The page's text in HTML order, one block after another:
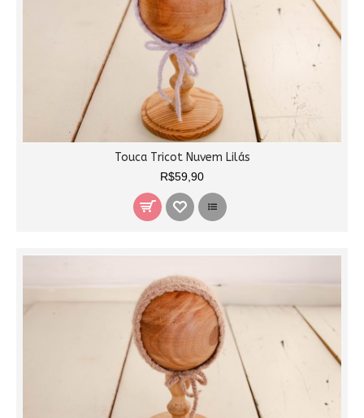
Touca Tricot Nuvem Lilás
R$59,90